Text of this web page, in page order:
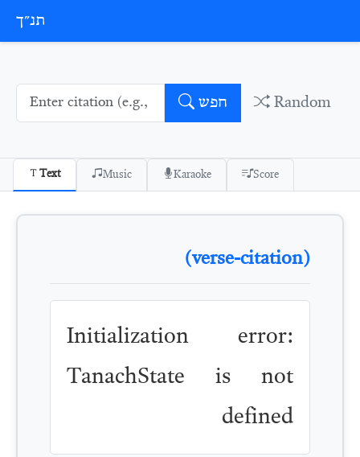
תנ״ך
חפש Random
Text Music Karaoke Score
(verse-citation)
Initialization error:
TanachState is not
defined